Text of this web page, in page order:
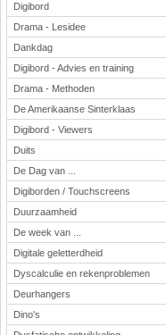
Digibord
Drama - Lesidee
Dankdag
Digibord - Advies en training
Drama - Methoden
De Amerikaanse Sinterklaas
Digibord - Viewers
Duits
De Dag van ...
Digiborden / Touchscreens
Duurzaamheid
De week van ...
Digitale geletterdheid
Dyscalculie en rekenproblemen
Deurhangers
Dino's